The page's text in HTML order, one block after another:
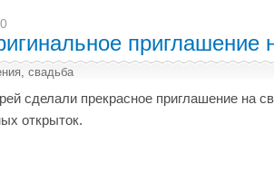
приглашение
, свадьба
сделали прекрасное приглашение на
открыток.